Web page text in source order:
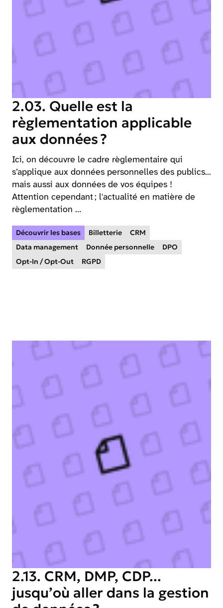
2.03. Quelle est la
règlementation applicable
aux données ?
Ici, on découvre le cadre règlementaire qui
s’applique aux données personnelles des publics...
mais aussi aux données de vos équipes !
Attention cependant ; l'actualité en matière de
règlementation …
Découvrir les bases Billetterie
CRM
Data management
Donnée personnelle
DPO
Opt-In / Opt-Out
RGPD
2.13. CRM, DMP, CDP...
jusqu’où aller dans la gestion